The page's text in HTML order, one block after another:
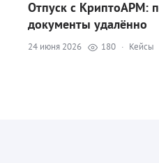
Отпуск с КриптоАРМ:
документы удалённо
24 июня 2026 180 · Кейсы